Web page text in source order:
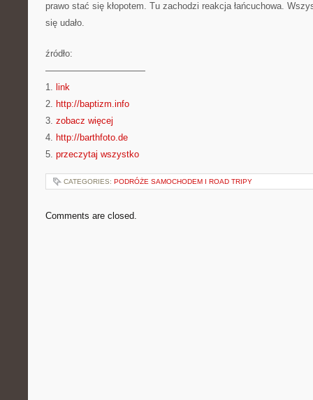
prawo stać się kłopotem. Tu zachodzi reakcja łańcuchowa.
się udało.
źródło:
———————————
1. link
2. http://baptizm.info
3. zobacz więcej
4. http://barthfoto.de
5. przeczytaj wszystko
CATEGORIES: PODRÓŻE SAMOCHODEM I ROAD TRIPY
Comments are closed.